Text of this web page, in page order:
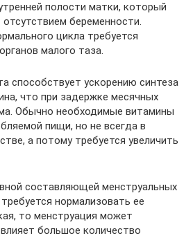
полости матки, который
беременности.
цикла требуется
малого таза.
способствует ускорению синтеза
что при задержке месячных
Обычно необходимые витамины
пищи, но не всегда в
а потому требуется увеличить
составляющей менструальных
нормализовать ее
то менструация может
большое количество